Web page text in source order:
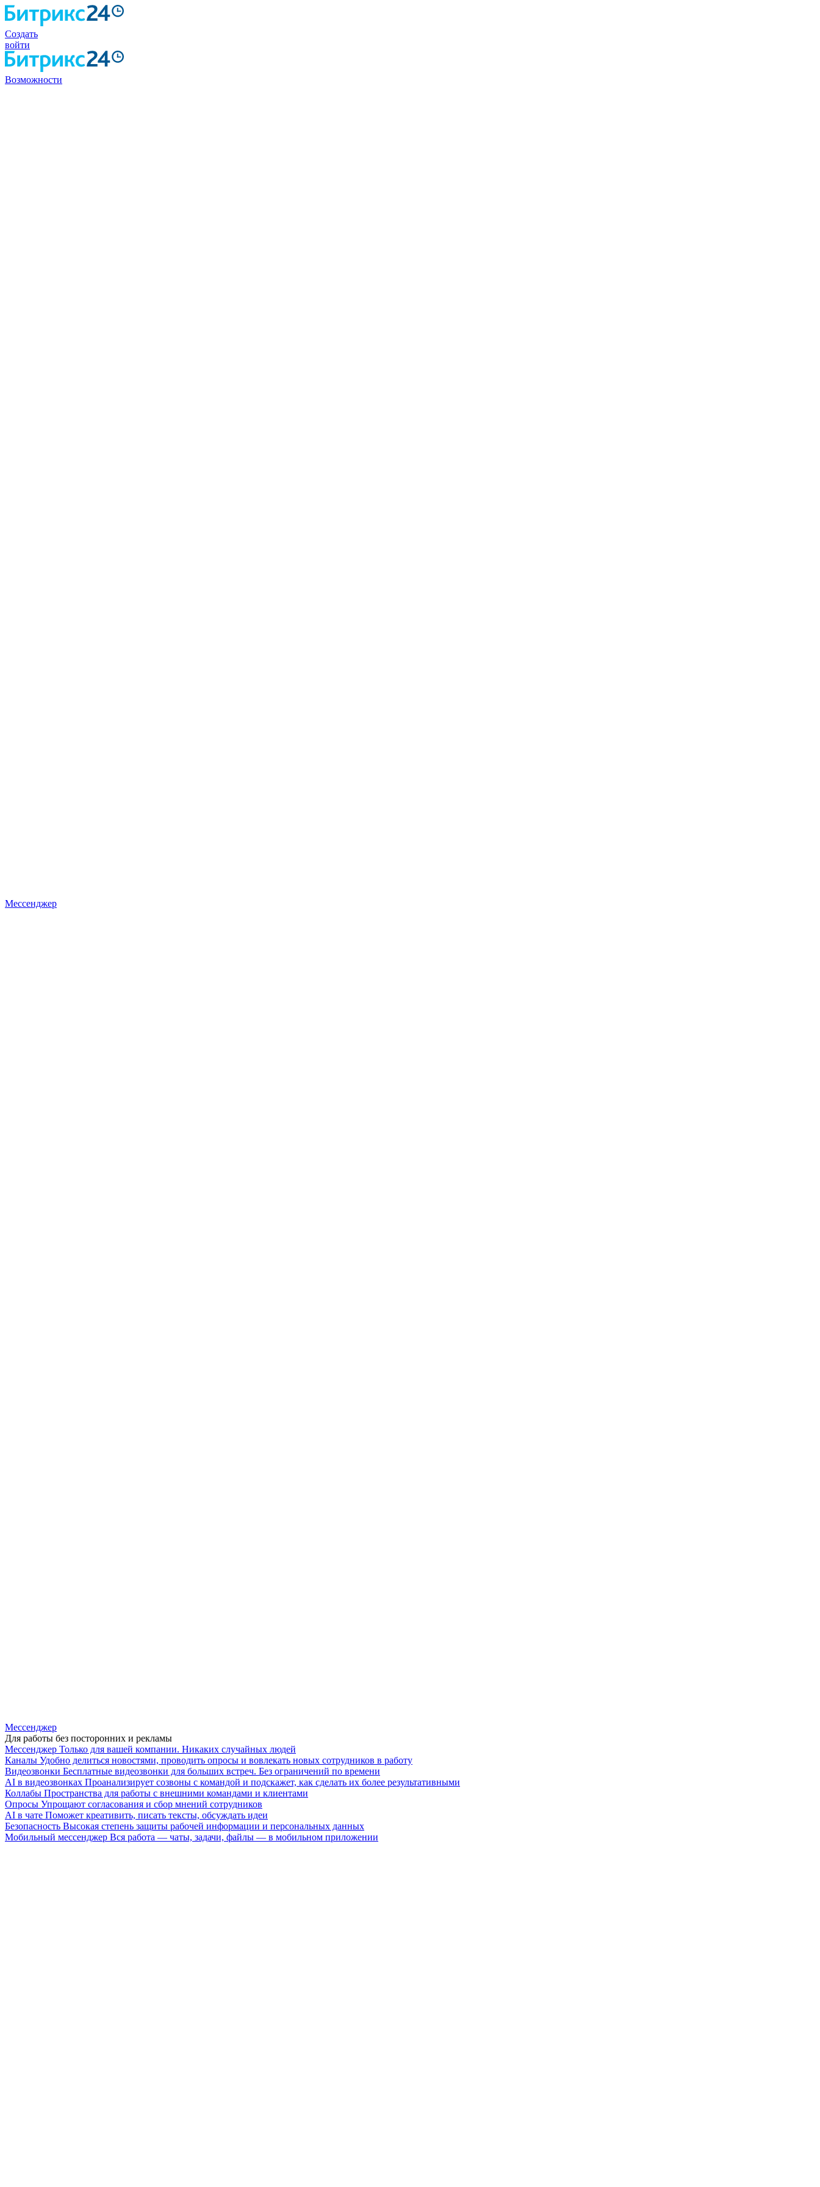
Создать
войти
Возможности
Мессенджер
Мессенджер
Для работы без посторонних и рекламы
Мессенджер Только для вашей компании. Никаких случайных людей
Каналы Удобно делиться новостями, проводить опросы и вовлекать новых сотрудников в работу
Видеозвонки Бесплатные видеозвонки для больших встреч. Без ограничений по времени
AI в видеозвонках Проанализирует созвоны с командой и подскажет, как сделать их более результативными
Коллабы Пространства для работы с внешними командами и клиентами
Опросы Упрощают согласования и сбор мнений сотрудников
AI в чате Поможет креативить, писать тексты, обсуждать идеи
Безопасность Высокая степень защиты рабочей информации и персональных данных
Мобильный мессенджер Вся работа — чаты, задачи, файлы — в мобильном приложении